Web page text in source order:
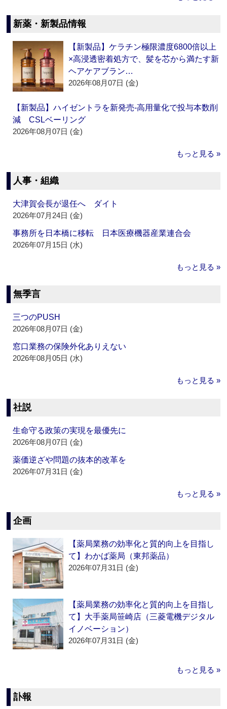
新薬・新製品情報
【新製品】ケラチン極限濃度6800倍以上
×高浸透密着処方で、髪を芯から満たす新
ヘアケアブラン…
2026年08月07日 (金)
【新製品】ハイゼントラを新発売‐高用量化で投与本数削
減 CSLベーリング
2026年08月07日 (金)
もっと見る »
人事・組織
大津賀会長が退任へ ダイト
2026年07月24日 (金)
事務所を日本橋に移転 日本医療機器産業連合会
2026年07月15日 (水)
もっと見る »
無季言
三つのPUSH
2026年08月07日 (金)
窓口業務の保険外化ありえない
2026年08月05日 (水)
もっと見る »
社説
生命守る政策の実現を最優先に
2026年08月07日 (金)
薬価逆ざや問題の抜本的改革を
2026年07月31日 (金)
もっと見る »
企画
【薬局業務の効率化と質的向上を目指し
て】わかば薬局（東邦薬品）
2026年07月31日 (金)
【薬局業務の効率化と質的向上を目指し
て】大手薬局笹崎店（三菱電機デジタル
イノベーション）
2026年07月31日 (金)
もっと見る »
訃報